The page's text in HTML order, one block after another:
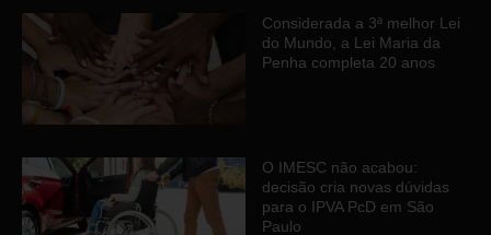
Considerada a 3ª melhor Lei
do Mundo, a Lei Maria da
Penha completa 20 anos
O IMESC não acabou:
decisão cria novas dúvidas
para o IPVA PcD em São
Paulo